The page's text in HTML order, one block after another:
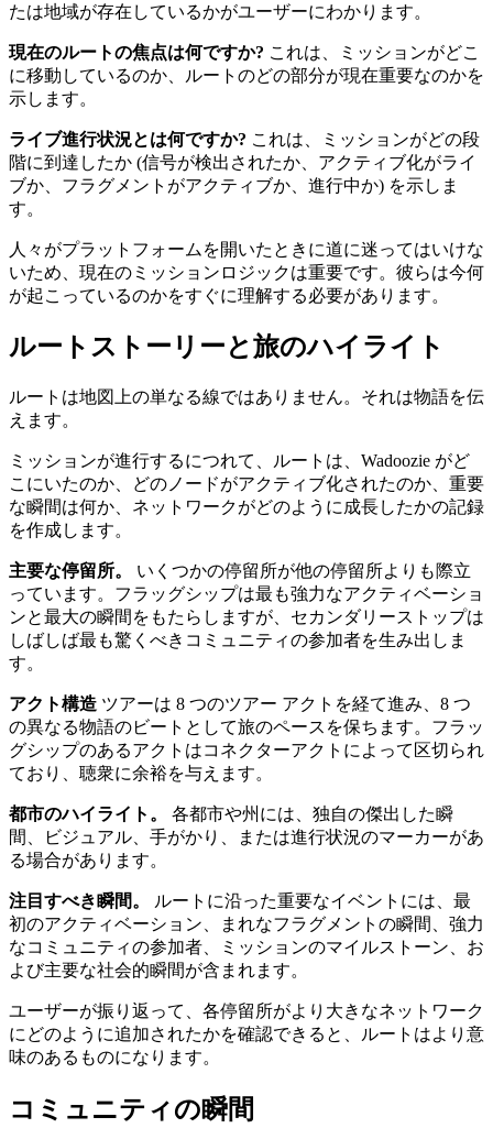
たは地域が存在しているかがユーザーにわかります。
現在のルートの焦点は何ですか? これは、ミッションがどこ
に移動しているのか、ルートのどの部分が現在重要なのかを
示します。
ライブ進行状況とは何ですか? これは、ミッションがどの段
階に到達したか (信号が検出されたか、アクティブ化がライ
ブか、フラグメントがアクティブか、進行中か) を示しま
す。
人々がプラットフォームを開いたときに道に迷ってはいけな
いため、現在のミッションロジックは重要です。彼らは今何
が起こっているのかをすぐに理解する必要があります。
ルートストーリーと旅のハイライト
ルートは地図上の単なる線ではありません。それは物語を伝
えます。
ミッションが進行するにつれて、ルートは、Wadoozie がど
こにいたのか、どのノードがアクティブ化されたのか、重要
な瞬間は何か、ネットワークがどのように成長したかの記録
を作成します。
主要な停留所。
いくつかの停留所が他の停留所よりも際立
っています。フラッグシップは最も強力なアクティベーショ
ンと最大の瞬間をもたらしますが、セカンダリーストップは
しばしば最も驚くべきコミュニティの参加者を生み出しま
す。
アクト構造 ツアーは 8 つのツアー アクトを経て進み、8 つ
の異なる物語のビートとして旅のペースを保ちます。フラッ
グシップのあるアクトはコネクターアクトによって区切られ
ており、聴衆に余裕を与えます。
都市のハイライト。
各都市や州には、独自の傑出した瞬
間、ビジュアル、手がかり、または進行状況のマーカーがあ
る場合があります。
注目すべき瞬間。
ルートに沿った重要なイベントには、最
初のアクティベーション、まれなフラグメントの瞬間、強力
なコミュニティの参加者、ミッションのマイルストーン、お
よび主要な社会的瞬間が含まれます。
ユーザーが振り返って、各停留所がより大きなネットワーク
にどのように追加されたかを確認できると、ルートはより意
味のあるものになります。
コミュニティの瞬間